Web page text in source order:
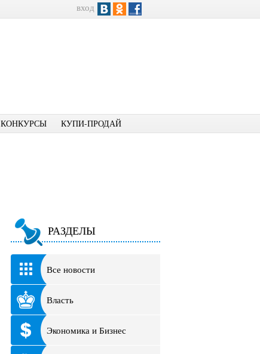
вход
КОНКУРСЫ КУПИ-ПРОДАЙ
РАЗДЕЛЫ
Все новости
Власть
Экономика и Бизнес